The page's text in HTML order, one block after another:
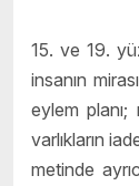
15. ve 19.
insanın
eylem
varlıkların
metinde